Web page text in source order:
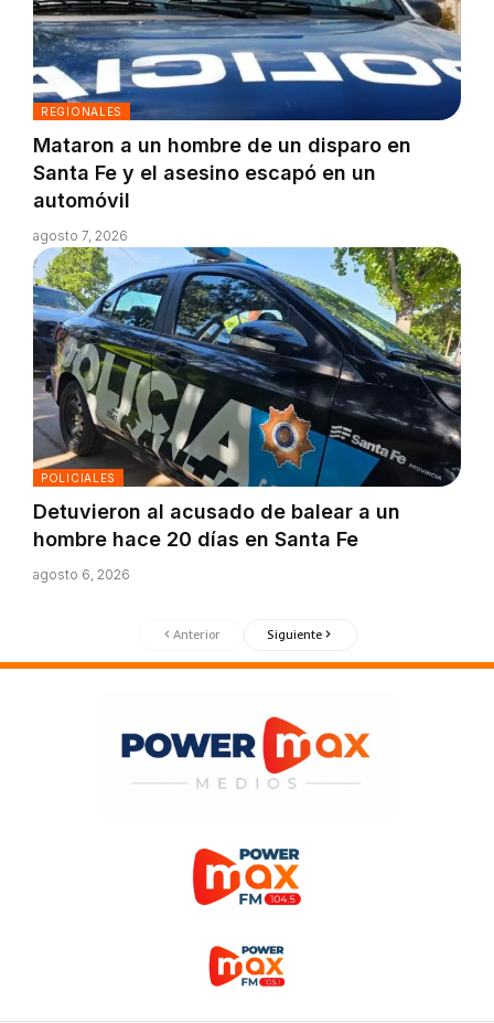
REGIONALES
Mataron a un hombre de un disparo en
Santa Fe y el asesino escapó en un
automóvil
agosto 7, 2026
POLICIALES
Detuvieron al acusado de balear a un
hombre hace 20 días en Santa Fe
agosto 6, 2026
Anterior Siguiente